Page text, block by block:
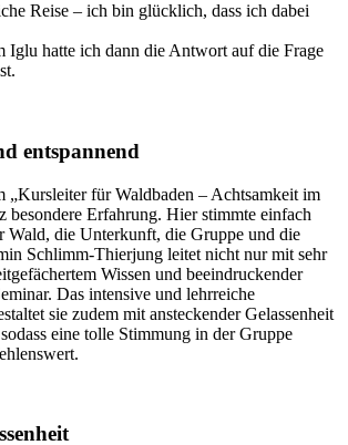
Reise – ich bin glücklich, dass ich dabei
Iglu hatte ich dann die Antwort auf die Frage
entspannend
„Kursleiter für Waldbaden – Achtsamkeit im
besondere Erfahrung. Hier stimmte einfach
Wald, die Unterkunft, die Gruppe und die
Schlimm-Thierjung leitet nicht nur mit sehr
Wissen und beeindruckender
Das intensive und lehrreiche
sie zudem mit ansteckender Gelassenheit
eine tolle Stimmung in der Gruppe